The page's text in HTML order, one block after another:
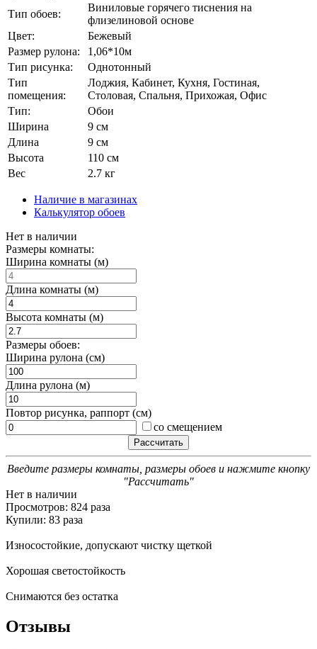
Тип обоев:
Виниловые горячего тиснения на
флизелиновой основе
Цвет:
Бежевый
Размер рулона:
1,06*10м
Тип рисунка:
Однотонный
Тип
помещения:
Лоджия, Кабинет, Кухня, Гостиная,
Столовая, Спальня, Прихожая, Офис
Тип:
Обои
Ширина
9 см
Длина
9 см
Высота
110 см
Вес
2.7 кг
Наличие в магазинах
Калькулятор обоев
Нет в наличии
Размеры комнаты:
Ширина комнаты (м)
Длина комнаты (м)
Высота комнаты (м)
Размеры обоев:
Ширина рулона (см)
Длина рулона (м)
Повтор рисунка, раппорт (см)
со смещением
Введите размеры комнаты, размеры обоев и нажмите кнопку
"Рассчитать"
Нет в наличии
Просмотров: 824 раза
Купили: 83 раза
Износостойкие, допускают чистку щеткой
Хорошая светостойкость
Снимаются без остатка
Отзывы